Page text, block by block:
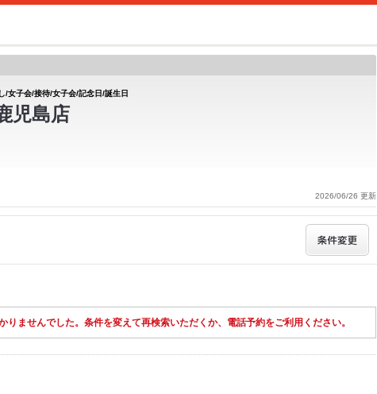
/女子会/接待/女子会/記念日/誕生日
児島店
2026/06/26 更新
ませんでした。条件を変えて再検索いただくか、電話予約をご利用ください。